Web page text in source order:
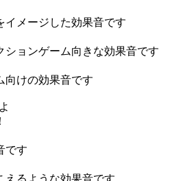
イメージした効果音です
ションゲーム向きな効果音です
向けの効果音です
です
えるような効果音です